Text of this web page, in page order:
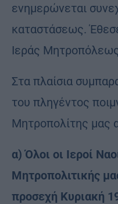
ενημερώνεται
καταστάσεως.
Ιεράς
Στα πλαίσια
του πληγέντος
Μητροπολίτης μας
α) Όλοι οι Ιεροί
Μητροπολιτικής
προσεχή Κυριακή